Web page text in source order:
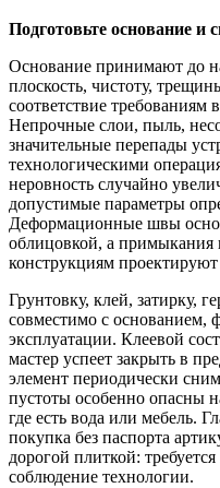
Подготовьте основание и
Основание принимают до
плоскость, чистоту,
соответствие требованиям
Непрочные слои, пыль,
значительные перепады
технологическими
неровность случайно
допустимые параметры
Деформационные швы
облицовкой, а примыкания
конструкциям проектируют
Грунтовку, клей, затирку,
совместимо с основанием,
эксплуатации. Клеевой
мастер успеет закрыть в
элемент периодически
пустоты особенно опасны
где есть вода или мебель.
покупка без паспорта
дорогой плиткой:
соблюдение технологии.